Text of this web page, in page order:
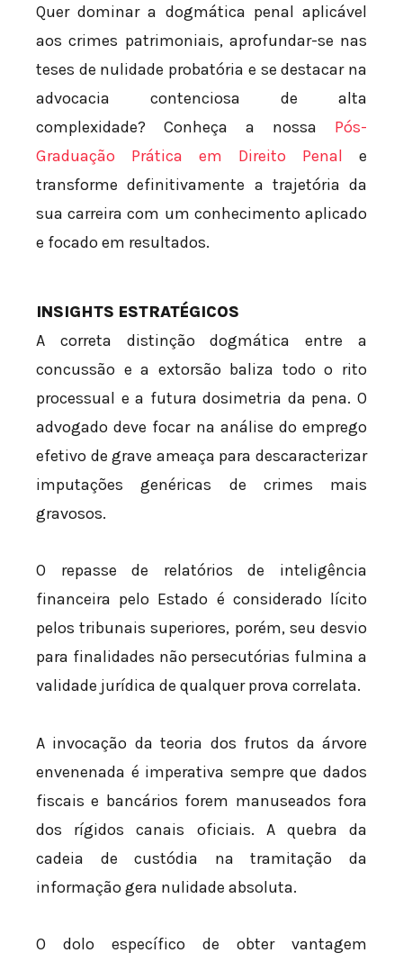
Quer dominar a dogmática penal aplicável
aos crimes patrimoniais, aprofundar-se nas
teses de nulidade probatória e se destacar na
advocacia contenciosa de alta
complexidade? Conheça a nossa Pós-
Graduação Prática em Direito Penal e
transforme definitivamente a trajetória da
sua carreira com um conhecimento aplicado
e focado em resultados.
INSIGHTS ESTRATÉGICOS
A correta distinção dogmática entre a
concussão e a extorsão baliza todo o rito
processual e a futura dosimetria da pena. O
advogado deve focar na análise do emprego
efetivo de grave ameaça para descaracterizar
imputações genéricas de crimes mais
gravosos.
O repasse de relatórios de inteligência
financeira pelo Estado é considerado lícito
pelos tribunais superiores, porém, seu desvio
para finalidades não persecutórias fulmina a
validade jurídica de qualquer prova correlata.
A invocação da teoria dos frutos da árvore
envenenada é imperativa sempre que dados
fiscais e bancários forem manuseados fora
dos rígidos canais oficiais. A quebra da
cadeia de custódia na tramitação da
informação gera nulidade absoluta.
O dolo específico de obter vantagem